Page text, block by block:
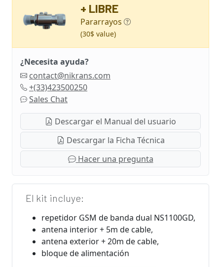
+ LIBRE
Pararrayos
(30$ value)
¿Necesita ayuda?
contact@nikrans.com
+(33)423500250
Sales Chat
Descargar el Manual del usuario
Descargar la Ficha Técnica
Hacer una pregunta
El kit incluye:
repetidor GSM de banda dual NS1100GD,
antena interior + 5m de cable,
antena exterior + 20m de cable,
bloque de alimentación